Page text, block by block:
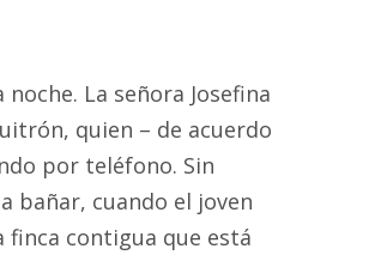
La señora Josefina
quien – de acuerdo
por teléfono. Sin
bañar, cuando el joven
finca contigua que está